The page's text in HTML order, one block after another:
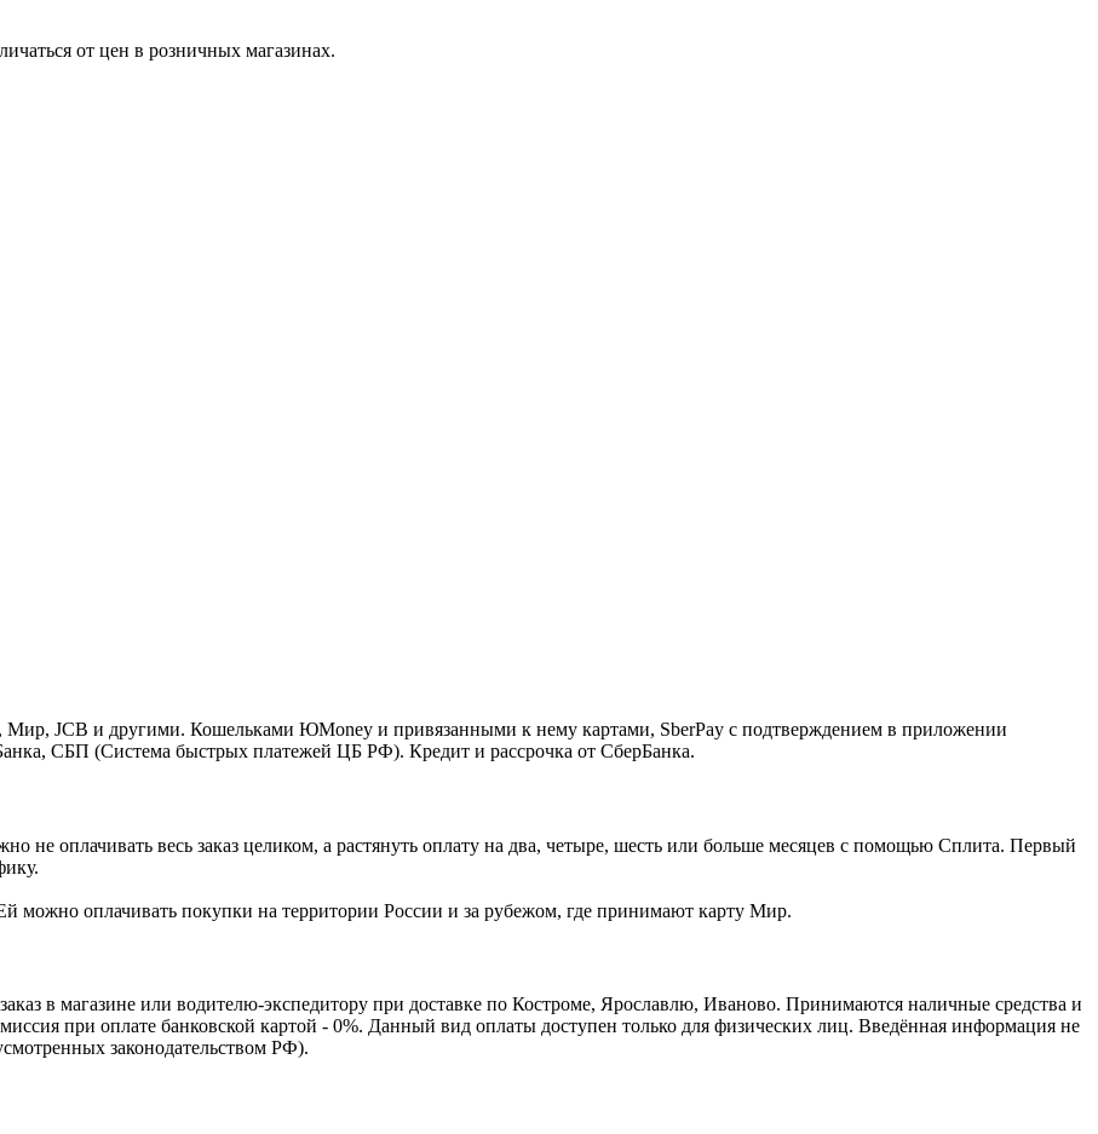
от цен в розничных магазинах.
Мир, JCB и другими. Кошельками ЮMoney и привязанными к нему картами, SberPay с подтверждением в приложении
СБП (Система быстрых платежей ЦБ РФ). Кредит и рассрочка от СберБанка.
не оплачивать весь заказ целиком, а растянуть оплату на два, четыре, шесть или больше месяцев с помощью Сплита. Первый
можно оплачивать покупки на территории России и за рубежом, где принимают карту Мир.
в магазине или водителю-экспедитору при доставке по Костроме, Ярославлю, Иваново. Принимаются наличные средства и
при оплате банковской картой - 0%. Данный вид оплаты доступен только для физических лиц. Введённая информация не
законодательством РФ).